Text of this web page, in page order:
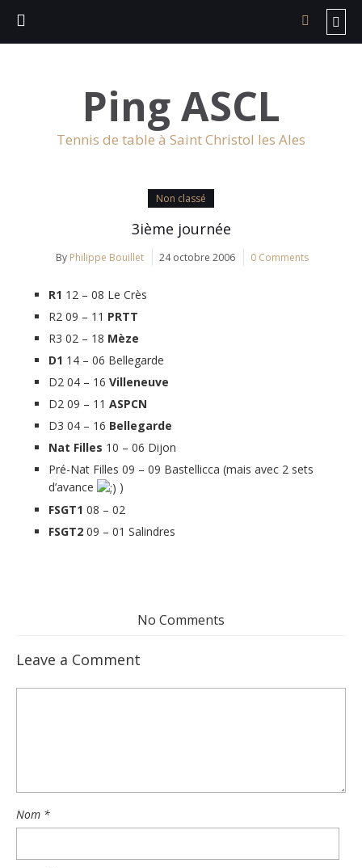
Ping ASCL
Tennis de table à Saint Christol les Ales
Non classé
3ième journée
By Philippe Bouillet 24 octobre 2006 0 Comments
R1 12 – 08 Le Crès
R2 09 – 11 PRTT
R3 02 – 18 Mèze
D1 14 – 06 Bellegarde
D2 04 – 16 Villeneuve
D2 09 – 11 ASPCN
D3 04 – 16 Bellegarde
Nat Filles 10 – 06 Dijon
Pré-Nat Filles 09 – 09 Bastellicca (mais avec 2 sets
d’avance
)
FSGT1 08 – 02
FSGT2 09 – 01 Salindres
No Comments
Leave a Comment
Nom *